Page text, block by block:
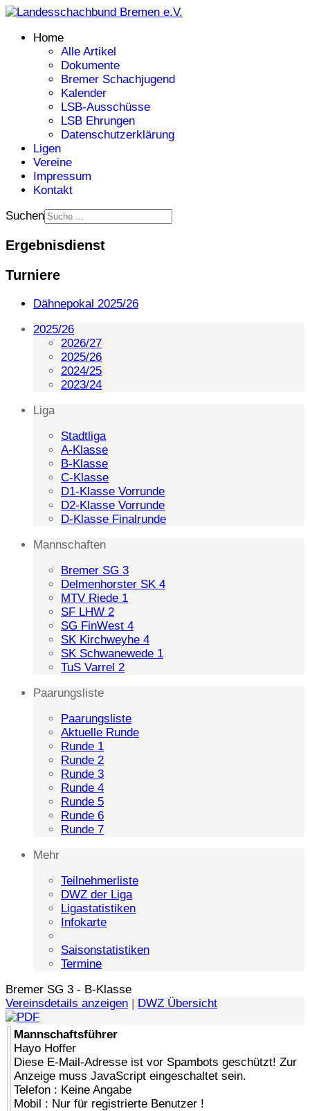
Home
Alle Artikel
Dokumente
Bremer Schachjugend
Kalender
LSB-Ausschüsse
LSB Ehrungen
Datenschutzerklärung
Ligen
Vereine
Impressum
Kontakt
Suchen
Ergebnisdienst
Turniere
Dähnepokal 2025/26
2025/26
2026/27
2025/26
2024/25
2023/24
Liga
Stadtliga
A-Klasse
B-Klasse
C-Klasse
D1-Klasse Vorrunde
D2-Klasse Vorrunde
D-Klasse Finalrunde
Mannschaften
Bremer SG 3
Delmenhorster SK 4
MTV Riede 1
SF LHW 2
SG FinWest 4
SK Kirchweyhe 4
SK Schwanewede 1
TuS Varrel 2
Paarungsliste
Paarungsliste
Aktuelle Runde
Runde 1
Runde 2
Runde 3
Runde 4
Runde 5
Runde 6
Runde 7
Mehr
Teilnehmerliste
DWZ der Liga
Ligastatistiken
Infokarte
Saisonstatistiken
Termine
Bremer SG 3 - B-Klasse
Vereinsdetails anzeigen | DWZ Übersicht
Mannschaftsführer
Hayo Hoffer
Diese E-Mail-Adresse ist vor Spambots geschützt! Zur
Anzeige muss JavaScript eingeschaltet sein.
Telefon : Keine Angabe
Mobil : Nur für registrierte Benutzer !